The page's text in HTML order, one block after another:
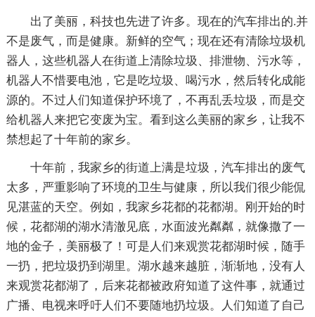
出了美丽，科技也先进了许多。现在的汽车排出的.并
不是废气，而是健康。新鲜的空气；现在还有清除垃圾机
器人，这些机器人在街道上清除垃圾、排泄物、污水等，
机器人不惜要电池，它是吃垃圾、喝污水，然后转化成能
源的。不过人们知道保护环境了，不再乱丢垃圾，而是交
给机器人来把它变废为宝。看到这么美丽的家乡，让我不
禁想起了十年前的家乡。
十年前，我家乡的街道上满是垃圾，汽车排出的废气
太多，严重影响了环境的卫生与健康，所以我们很少能侃
见湛蓝的天空。例如，我家乡花都的花都湖。刚开始的时
候，花都湖的湖水清澈见底，水面波光粼粼，就像撒了一
地的金子，美丽极了！可是人们来观赏花都湖时候，随手
一扔，把垃圾扔到湖里。湖水越来越脏，渐渐地，没有人
来观赏花都湖了，后来花都被政府知道了这件事，就通过
广播、电视来呼吁人们不要随地扔垃圾。人们知道了自己